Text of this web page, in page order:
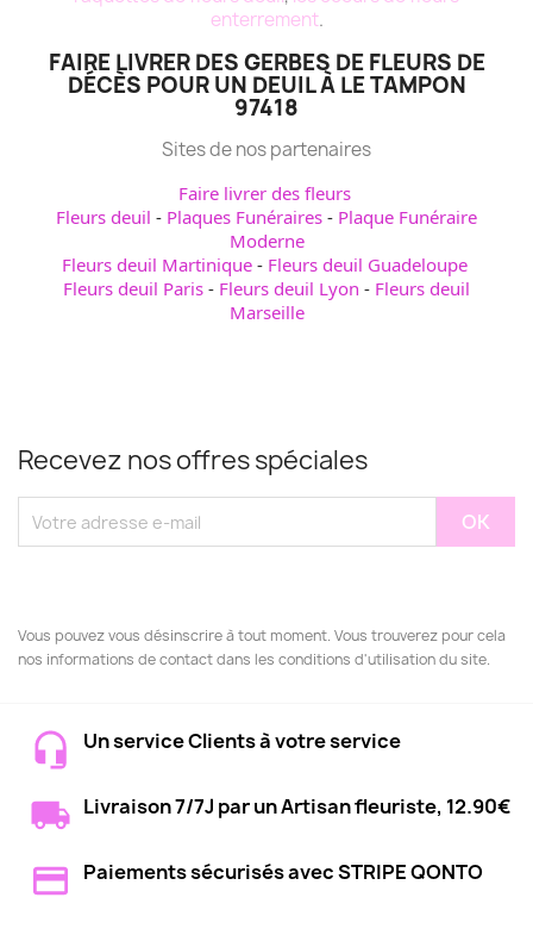
enterrement.
FAIRE LIVRER DES GERBES DE FLEURS DE
DÉCÈS POUR UN DEUIL À LE TAMPON
97418
Sites de nos partenaires
Faire livrer des fleurs
Fleurs deuil - Plaques Funéraires - Plaque Funéraire
Moderne
Fleurs deuil Martinique- Fleurs deuil Guadeloupe
Fleurs deuil Paris - Fleurs deuil Lyon - Fleurs deuil
Marseille
Recevez nos offres spéciales
Vous pouvez vous désinscrire à tout moment. Vous trouverez pour cela
nos informations de contact dans les conditions d'utilisation du site.
Un service Clients à votre service
Livraison 7/7J par un Artisan fleuriste, 12.90€
Paiements sécurisés avec STRIPE QONTO